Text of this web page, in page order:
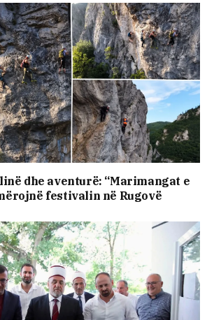
dhe aventurë: “Marimangat e
festivalin në Rugovë